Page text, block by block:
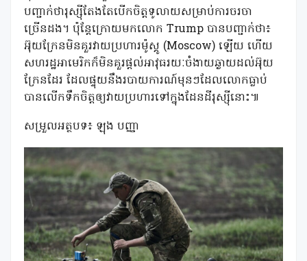
បញ្ជាក់ថារុស្ស៊ីតែងតែបើកចិត្តទូលាយសម្រាប់ការចរចា
ច្រើនដង។ ប៉ុន្តែក្រោយមកលោក Trump បានបញ្ជាក់ថា៖
អ៊ុយក្រែនមិនគួរវាយប្រហារម៉ូស្គូ (Moscow) ឡើយ ហើយ
សហរដ្ឋអាមេរិកក៏មិនគួរផ្ដល់អាវុធរយៈចំងាយឆ្ងាយដល់អ៊ុយ
ក្រែនដែរ ដែលផ្ទុយនឹងរបាយការណ៍មុនៗដែលលោកធ្លាប់
បានលើកទឹកចិត្តឲ្យវាយប្រហារទៅក្នុងដែនដីរុស្ស៊ីនោះ៕
សម្រួលអត្ថបទ៖ ឡុង បញ្ញា